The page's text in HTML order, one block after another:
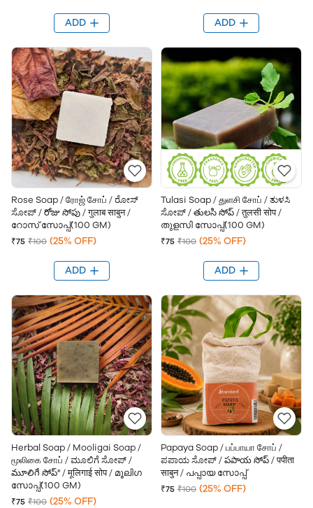
ADD ADD
Rose Soap / ரோஜ் சோப் / ರೋಸ್
ಸೋಪ್ / రోజు సోపు / गुलाब साबुन /
റോസ് സോപ്പ്(100 GM)
₹75 ₹100 (25% OFF)
ADD
Tulasi Soap / துளசி சோப் / ತುಳಸಿ
ಸೋಪ್ / తులసి సోప్ / तुलसी सोप /
തുളസി സോപ്പ്(100 GM)
₹75 ₹100 (25% OFF)
ADD
Herbal Soap / Mooligai Soap /
மூலிகை சோப் / ಮೂಲಿಗೆ ಸೋಪ್ /
మూలిగే సోప్" / मूलिगाई सोप / മൂലിഗ
സോപ്പ്(100 GM)
₹75 ₹100 (25% OFF)
Papaya Soap / பப்பாயா சோப் /
ಪಪಾಯ ಸೋಪ್ / పపాయ సోప్ / पपीता
साबुन / പപ്പായ സോപ്പ്
₹75 ₹100 (25% OFF)